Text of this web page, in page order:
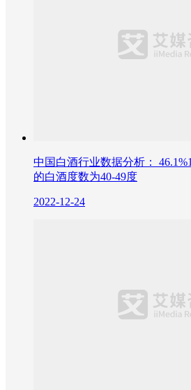
中国白酒行业数据分析：
的白酒度数为40-49度
2022-12-24